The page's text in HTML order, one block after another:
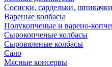
Сосиски, сардельки, шпикачки
Вареные колбасы
Полукопченые и варено-
Сырокопченые колбасы
Сыровяленые колбасы
Сало
Мясные консервы